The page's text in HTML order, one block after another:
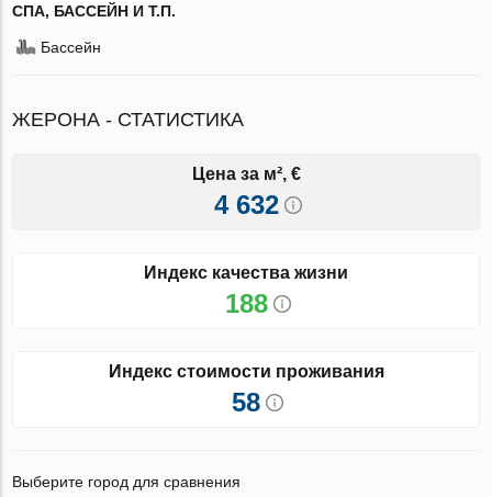
СПА, БАССЕЙН И Т.П.
Бассейн
ЖЕРОНА - СТАТИСТИКА
Цена за м², €
4 632
Индекс качества жизни
188
Индекс стоимости проживания
58
Выберите город для сравнения